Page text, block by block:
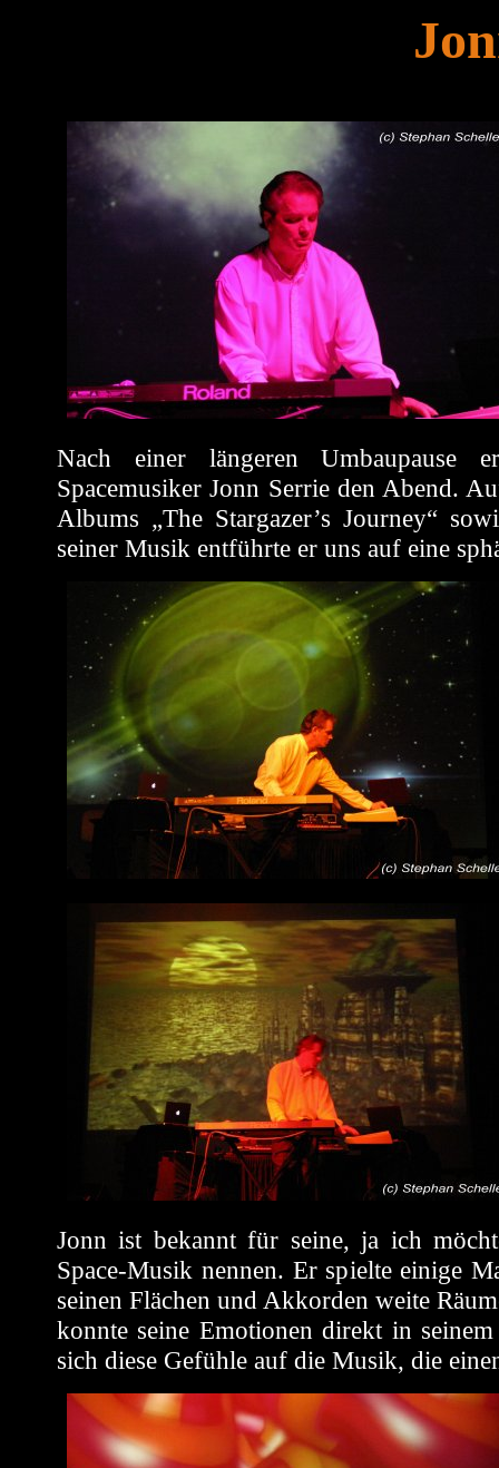
Nach einer längeren Umbaupause
Spacemusiker Jonn Serrie den Abend.
Albums „The Stargazer’s Journey“
seiner Musik entführte er uns auf eine
Jonn ist bekannt für seine, ja ich
Space-Musik nennen. Er spielte einige
seinen Flächen und Akkorden weite
konnte seine Emotionen direkt in
sich diese Gefühle auf die Musik, die